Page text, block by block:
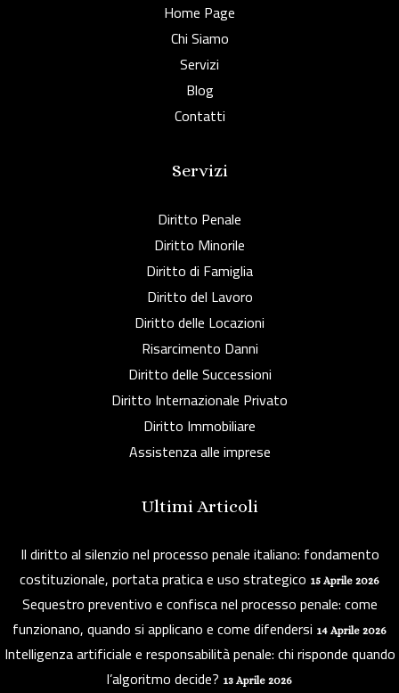
Home Page
Chi Siamo
Servizi
Blog
Contatti
Servizi
Diritto Penale
Diritto Minorile
Diritto di Famiglia
Diritto del Lavoro
Diritto delle Locazioni
Risarcimento Danni
Diritto delle Successioni
Diritto Internazionale Privato
Diritto Immobiliare
Assistenza alle imprese
Ultimi Articoli
Il diritto al silenzio nel processo penale italiano: fondamento
costituzionale, portata pratica e uso strategico 15 Aprile 2026
Sequestro preventivo e confisca nel processo penale: come
funzionano, quando si applicano e come difendersi 14 Aprile 2026
Intelligenza artificiale e responsabilità penale: chi risponde quando
l’algoritmo decide? 13 Aprile 2026